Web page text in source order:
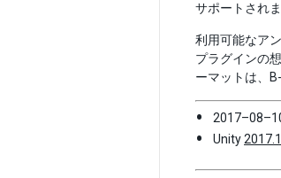
サポートされま
利用可能なア
プラグインの
ーマットは、
Unity2017.1